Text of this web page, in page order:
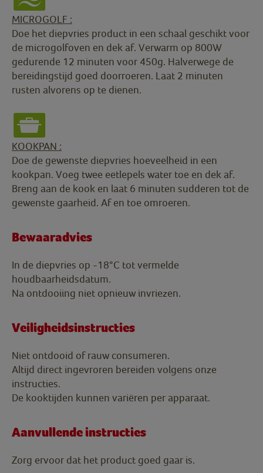
MICROGOLF :
Doe het diepvries product in een schaal geschikt voor
de microgolfoven en dek af. Verwarm op 800W
gedurende 12 minuten voor 450g. Halverwege de
bereidingstijd goed doorroeren. Laat 2 minuten
rusten alvorens op te dienen.
KOOKPAN :
Doe de gewenste diepvries hoeveelheid in een
kookpan. Voeg twee eetlepels water toe en dek af.
Breng aan de kook en laat 6 minuten sudderen tot de
gewenste gaarheid. Af en toe omroeren.
Bewaaradvies
In de diepvries op -18°C tot vermelde
houdbaarheidsdatum.
Na ontdooiing niet opnieuw invriezen.
Veiligheidsinstructies
Niet ontdooid of rauw consumeren.
Altijd direct ingevroren bereiden volgens onze
instructies.
De kooktijden kunnen variëren per apparaat.
Aanvullende instructies
Zorg ervoor dat het product goed gaar is.